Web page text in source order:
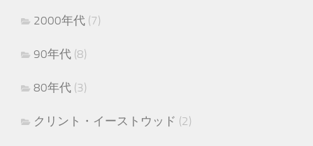
2000年代 (7)
90年代 (8)
80年代 (3)
クリント・イーストウッド (2)